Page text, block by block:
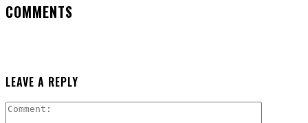
COMMENTS
LEAVE A REPLY